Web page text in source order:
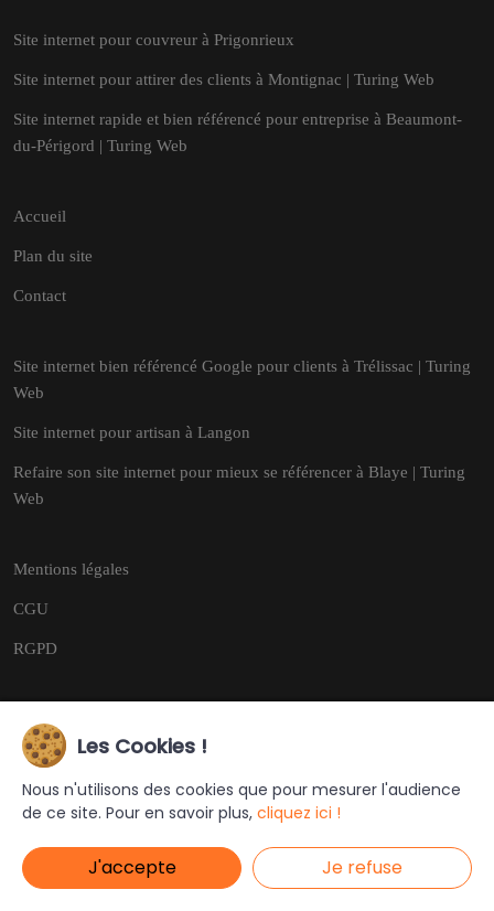
Site internet pour couvreur à Prigonrieux
Site internet pour attirer des clients à Montignac | Turing Web
Site internet rapide et bien référencé pour entreprise à Beaumont-
du-Périgord | Turing Web
Accueil
Plan du site
Contact
Site internet bien référencé Google pour clients à Trélissac | Turing
Web
Site internet pour artisan à Langon
Refaire son site internet pour mieux se référencer à Blaye | Turing
Web
Mentions légales
CGU
RGPD
Copyright © 2026
Ce site a été créé et est géré par Turing Web
Les Cookies !
Nous n'utilisons des cookies que pour mesurer l'audience
de ce site. Pour en savoir plus, cliquez ici !
J'accepte Je refuse